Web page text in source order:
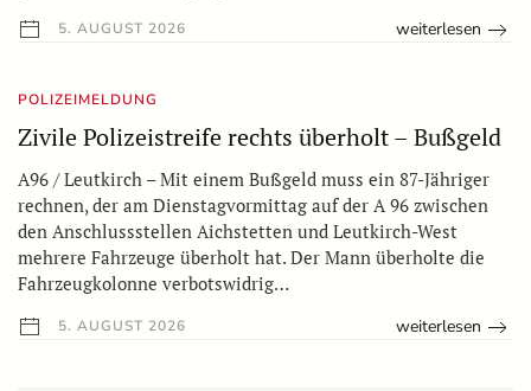
5. AUGUST 2026 weiterlesen
POLIZEIMELDUNG
Zivile Polizeistreife rechts überholt – Bußgeld
A96 / Leutkirch – Mit einem Bußgeld muss ein 87-Jähriger
rechnen, der am Dienstagvormittag auf der A 96 zwischen
den Anschlussstellen Aichstetten und Leutkirch-West
mehrere Fahrzeuge überholt hat. Der Mann überholte die
Fahrzeugkolonne verbotswidrig…
5. AUGUST 2026 weiterlesen